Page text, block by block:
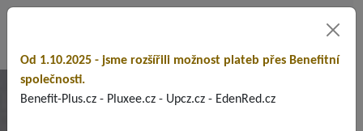
AQUA
Od 1.10.2025 - jsme rozšířili možnost plateb přes Benefitní
společnosti.
Benefit-Plus.cz - Pluxee.cz - Upcz.cz - EdenRed.cz